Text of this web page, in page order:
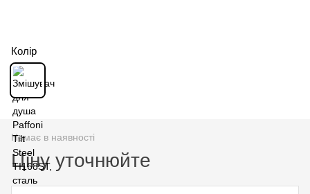
Колір
Немає в наявності
Ціну уточнюйте